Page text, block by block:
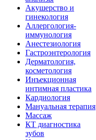
Акушерство и
гинекология
Аллергология-
иммунология
Анестезиология
Гастроэнтерология
Дерматология,
косметология
Инъекционная
интимная пластика
Кардиология
Мануальная терапия
Массаж
КТ диагностика
зубов